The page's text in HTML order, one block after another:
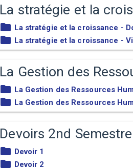
La stratégie et la
La stratégie et la croissance -
La stratégie et la croissance -
La Gestion des
La Gestion des Ressources
La Gestion des Ressources
Devoirs 2nd Semestre
Devoir 1
Devoir 2